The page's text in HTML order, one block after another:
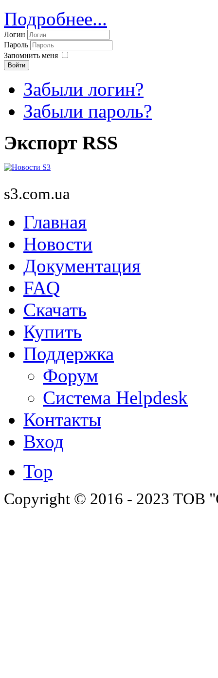
Подробнее...
Логин
Пароль
Запомнить меня
Войти
Забыли логин?
Забыли пароль?
Экспорт RSS
s3.com.ua
Главная
Новости
Документация
FAQ
Скачать
Купить
Поддержка
Форум
Система Helpdesk
Контакты
Вход
Top
Copyright © 2016 - 2023 ТОВ